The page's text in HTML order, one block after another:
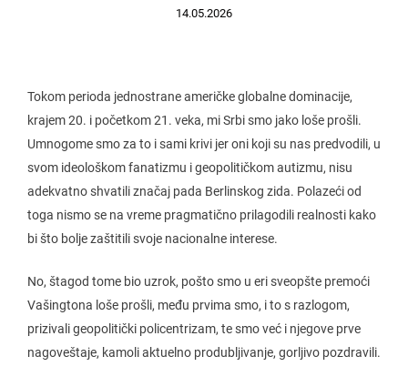
14.05.2026
Tokom perioda jednostrane američke globalne dominacije,
krajem 20. i početkom 21. veka, mi Srbi smo jako loše prošli.
Umnogome smo za to i sami krivi jer oni koji su nas predvodili, u
svom ideološkom fanatizmu i geopolitičkom autizmu, nisu
adekvatno shvatili značaj pada Berlinskog zida. Polazeći od
toga nismo se na vreme pragmatično prilagodili realnosti kako
bi što bolje zaštitili svoje nacionalne interese.
No, štagod tome bio uzrok, pošto smo u eri sveopšte premoći
Vašingtona loše prošli, među prvima smo, i to s razlogom,
prizivali geopolitički policentrizam, te smo već i njegove prve
nagoveštaje, kamoli aktuelno produbljivanje, gorljivo pozdravili.